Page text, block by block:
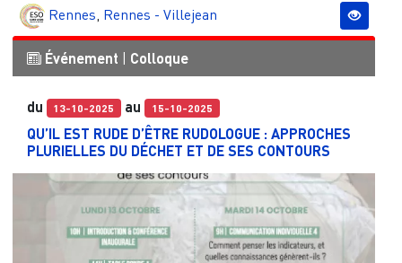
Rennes, Rennes - Villejean
Événement Colloque
du 13-10-2025 au 15-10-2025
QU’IL EST RUDE D’ÊTRE RUDOLOGUE : APPROCHES
PLURIELLES DU DÉCHET ET DE SES CONTOURS